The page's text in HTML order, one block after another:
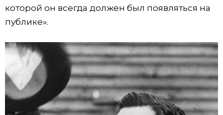
которой он всегда должен был появляться на
публике».